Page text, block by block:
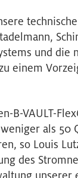
und die
einem
B-VAULT-
als 50
so Louis
des
unserer